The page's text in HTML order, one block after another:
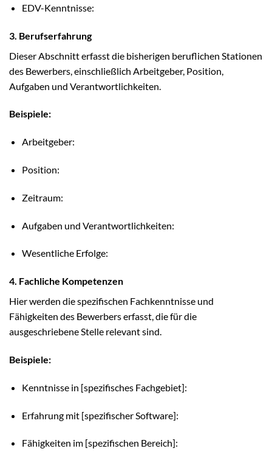
EDV-Kenntnisse:
3. Berufserfahrung
Dieser Abschnitt erfasst die bisherigen beruflichen Stationen
des Bewerbers, einschließlich Arbeitgeber, Position,
Aufgaben und Verantwortlichkeiten.
Beispiele:
Arbeitgeber:
Position:
Zeitraum:
Aufgaben und Verantwortlichkeiten:
Wesentliche Erfolge:
4. Fachliche Kompetenzen
Hier werden die spezifischen Fachkenntnisse und
Fähigkeiten des Bewerbers erfasst, die für die
ausgeschriebene Stelle relevant sind.
Beispiele:
Kenntnisse in [spezifisches Fachgebiet]:
Erfahrung mit [spezifischer Software]:
Fähigkeiten im [spezifischen Bereich]: